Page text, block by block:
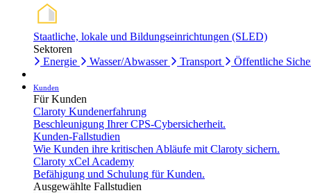
Staatliche, lokale und Bildungseinrichtungen (SLED)
Sektoren
Energie
Wasser/Abwasser Transport Öffentliche
Kunden
Für Kunden
Claroty Kundenerfahrung
Beschleunigung Ihrer CPS-Cybersicherheit.
Kunden-Fallstudien
Wie Kunden ihre kritischen Abläufe mit Claroty sichern.
Claroty xCel Academy
Befähigung und Schulung für Kunden.
Ausgewählte Fallstudien